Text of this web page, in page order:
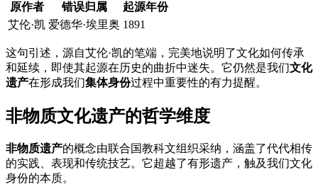
原作者 错误归属
起源年份
艾伦·凯 爱德华·埃里奥 1891
这句引述，源自艾伦·凯的笔端，完美地说明了文化如何传承
和延续，即使其起源在历史的曲折中迷失。它仍然是我们文化
遗产在形成我们集体身份过程中重要性的有力提醒。
非物质文化遗产的哲学维度
非物质遗产的概念由联合国教科文组织采纳，涵盖了代代相传
的实践、表现和传统技艺。它超越了有形遗产，触及我们文化
身份的本质。